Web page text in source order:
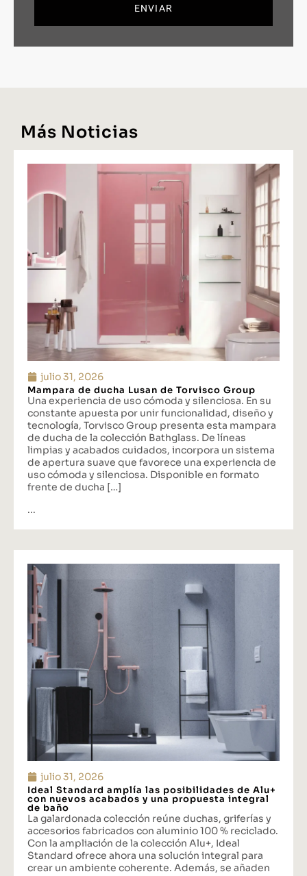
ENVIAR
Más Noticias
julio 31, 2026
Mampara de ducha Lusan de Torvisco Group
Una experiencia de uso cómoda y silenciosa. En su
constante apuesta por unir funcionalidad, diseño y
tecnología, Torvisco Group presenta esta mampara
de ducha de la colección Bathglass. De líneas
limpias y acabados cuidados, incorpora un sistema
de apertura suave que favorece una experiencia de
uso cómoda y silenciosa. Disponible en formato
frente de ducha […]
...
julio 31, 2026
Ideal Standard amplía las posibilidades de Alu+
con nuevos acabados y una propuesta integral
de baño
La galardonada colección reúne duchas, griferías y
accesorios fabricados con aluminio 100 % reciclado.
Con la ampliación de la colección Alu+, Ideal
Standard ofrece ahora una solución integral para
crear un ambiente coherente. Además, se añaden